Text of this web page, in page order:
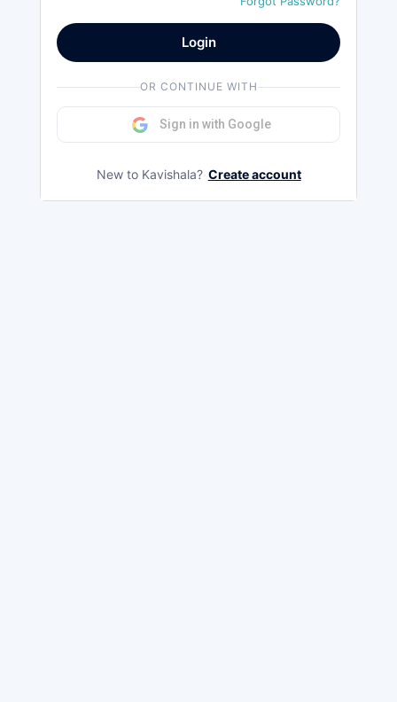
Login
OR CONTINUE WITH
Sign in with Google
New to Kavishala? Create account